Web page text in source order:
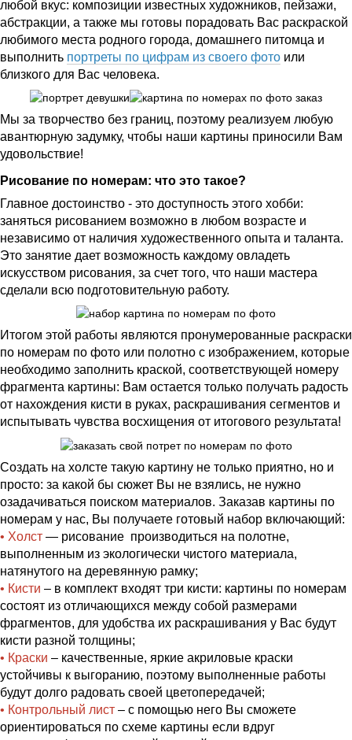
любой вкус: композиции известных художников, пейзажи,
абстракции, а также мы готовы порадовать Вас раскраской
любимого места родного города, домашнего питомца и
выполнить портреты по цифрам из своего фото или
близкого для Вас человека.
Мы за творчество без границ, поэтому реализуем любую
авантюрную задумку, чтобы наши картины приносили Вам
удовольствие!
Рисование по номерам: что это такое?
Главное достоинство - это доступность этого хобби:
заняться рисованием возможно в любом возрасте и
независимо от наличия художественного опыта и таланта.
Это занятие дает возможность каждому овладеть
искусством рисования, за счет того, что наши мастера
сделали всю подготовительную работу.
Итогом этой работы являются пронумерованные раскраски
по номерам по фото или полотно с изображением, которые
необходимо заполнить краской, соответствующей номеру
фрагмента картины: Вам остается только получать радость
от нахождения кисти в руках, раскрашивания сегментов и
испытывать чувства восхищения от итогового результата!
Создать на холсте такую картину не только приятно, но и
просто: за какой бы сюжет Вы не взялись, не нужно
озадачиваться поиском материалов. Заказав картины по
номерам у нас, Вы получаете готовый набор включающий:
• Холст — рисование производиться на полотне,
выполненным из экологически чистого материала,
натянутого на деревянную рамку;
• Кисти – в комплект входят три кисти: картины по номерам
состоят из отличающихся между собой размерами
фрагментов, для удобства их раскрашивания у Вас будут
кисти разной толщины;
• Краски – качественные, яркие акриловые краски
устойчивы к выгоранию, поэтому выполненные работы
будут долго радовать своей цветопередачей;
• Контрольный лист – с помощью него Вы сможете
ориентироваться по схеме картины если вдруг